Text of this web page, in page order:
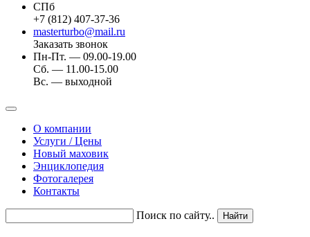
СПб
+7 (812) 407-37-36
masterturbo@mail.ru
Заказать звонок
Пн-Пт. — 09.00-19.00
Сб. — 11.00-15.00
Вс. — выходной
О компании
Услуги / Цены
Новый маховик
Энциклопедия
Фотогалерея
Контакты
Поиск по сайту..